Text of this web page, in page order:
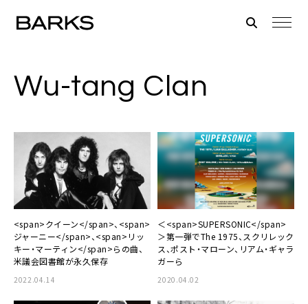
Wu-tang Clan
<span>クイーン</span>、<span>
ジャーニー</span>、<span>リッ
キー・マーティン</span>らの曲、
米議会図書館が永久保存
2022.04.14
＜<span>SUPERSONIC</span>
＞第一弾でThe 1975、スクリレック
ス、ポスト・マローン、リアム・ギャラ
ガーら
2020.04.02